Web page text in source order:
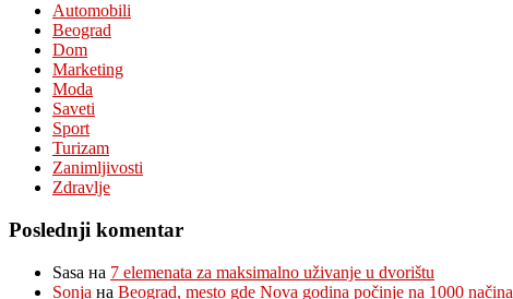
Automobili
Beograd
Dom
Marketing
Moda
Saveti
Sport
Turizam
Zanimljivosti
Zdravlje
Poslednji komentar
Sasa на 7 elemenata za maksimalno uživanje u dvorištu
Sonja на Beograd, mesto gde Nova godina počinje na 1000 načina